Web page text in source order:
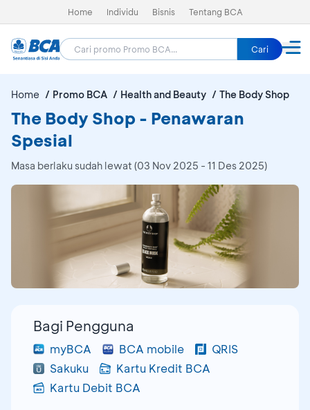
Home Individu Bisnis Tentang BCA
Cari
Home Promo BCA Health and Beauty The Body Shop
The Body Shop - Penawaran
Spesial
Masa berlaku sudah lewat (03 Nov 2025 - 11 Des 2025)
Bagi Pengguna
myBCA BCA mobile
QRIS
Sakuku
Kartu Kredit BCA
Kartu Debit BCA